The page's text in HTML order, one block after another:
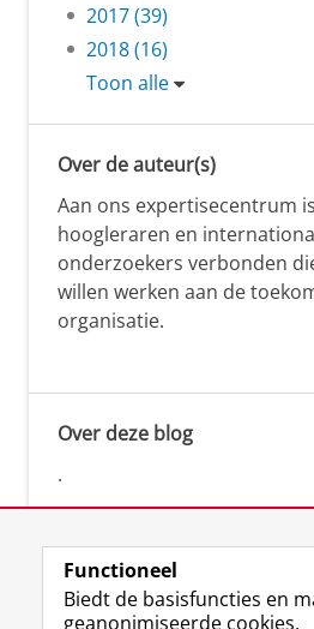
2017 (39)
2018 (16)
Toon alle
Over de auteur(s)
Aan ons expertisecentrum
hoogleraren en
onderzoekers verbonden
willen werken aan de
organisatie.
Over deze blog
.
Functioneel
Biedt de basisfuncties en
geanonimiseerde cookies.